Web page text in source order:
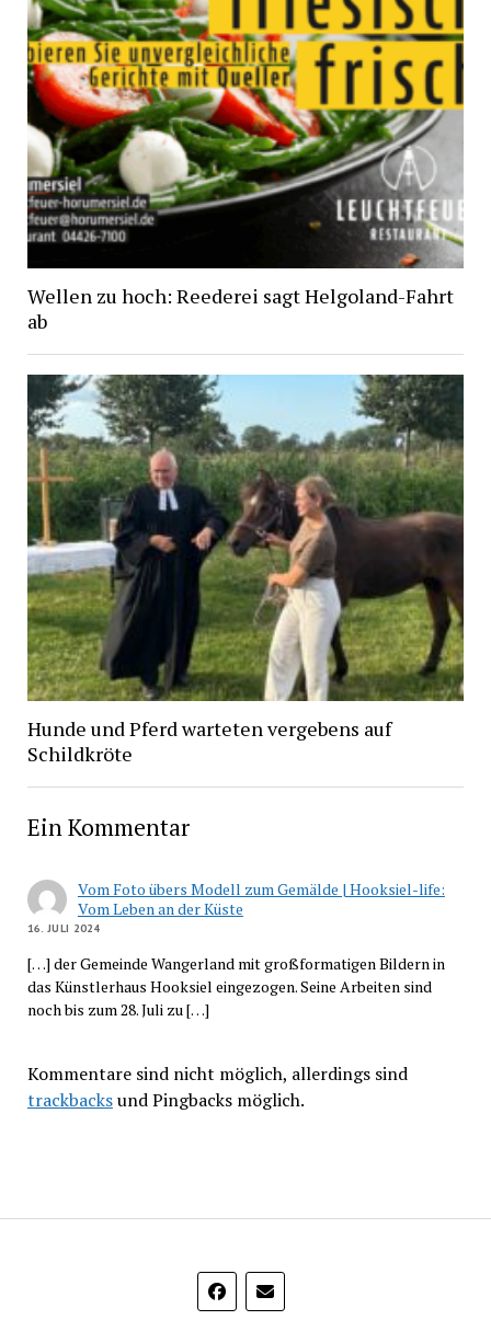
Wellen zu hoch: Reederei sagt Helgoland-Fahrt
ab
Hunde und Pferd warteten vergebens auf
Schildkröte
Ein Kommentar
Vom Foto übers Modell zum Gemälde | Hooksiel-life:
Vom Leben an der Küste
16. JULI 2024
[…] der Gemeinde Wangerland mit großformatigen Bildern in
das Künstlerhaus Hooksiel eingezogen. Seine Arbeiten sind
noch bis zum 28. Juli zu […]
Kommentare sind nicht möglich, allerdings sind
trackbacksund Pingbacks möglich.